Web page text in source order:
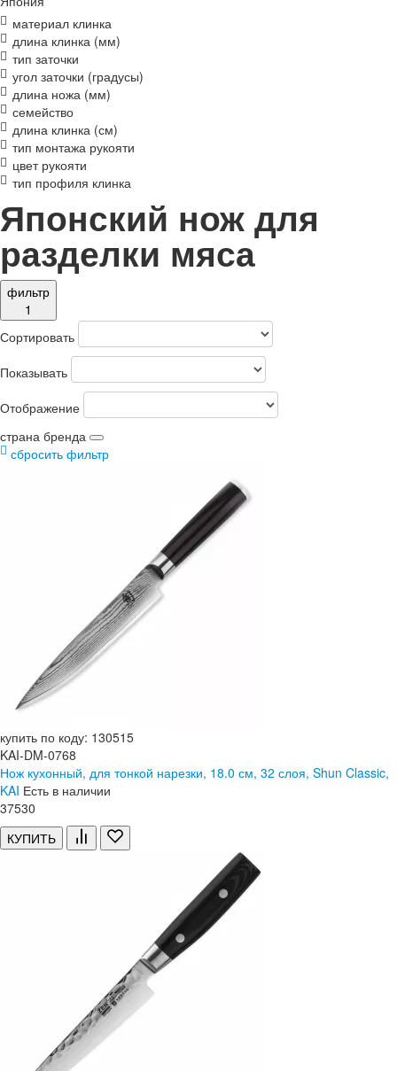
материал клинка
длина клинка (мм)
тип заточки
угол заточки (градусы)
длина ножа (мм)
семейство
длина клинка (см)
тип монтажа рукояти
цвет рукояти
тип профиля клинка
Японский нож для
разделки мяса
фильтр
1
Сортировать
Показывать
Отображение
страна бренда
сбросить фильтр
купить по коду: 130515
KAI-DM-0768
Нож кухонный, для тонкой нарезки, 18.0 см, 32 слоя, Shun Classic,
KAI Есть в наличии
37530
КУПИТЬ